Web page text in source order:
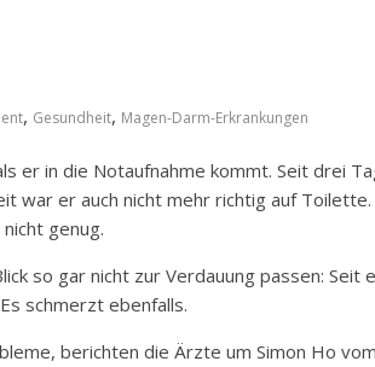
, Gesundheit, Magen-Darm-Erkrankungen
er in die Notaufnahme kommt. Seit drei
war er auch nicht mehr richtig auf Toilette.
genug.
so gar nicht zur Verdauung passen: Seit
schmerzt ebenfalls.
berichten die Ärzte um Simon Ho